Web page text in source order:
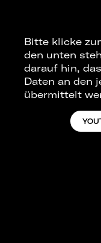
Bitte klicke
den unten
darauf hin,
Daten an den
übermittelt